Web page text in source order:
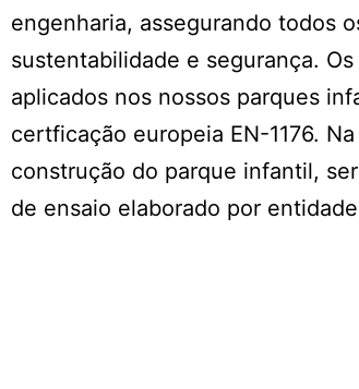
engenharia, assegurando todos
sustentabilidade e segurança.
aplicados nos nossos parques
certficação europeia EN-1176.
construção do parque infantil,
de ensaio elaborado por